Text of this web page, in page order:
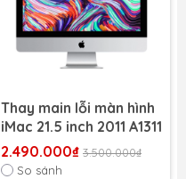
Thay main lỗi màn hình
iMac 21.5 inch 2011 A1311
2.490.000₫ 3.500.000₫
So sánh